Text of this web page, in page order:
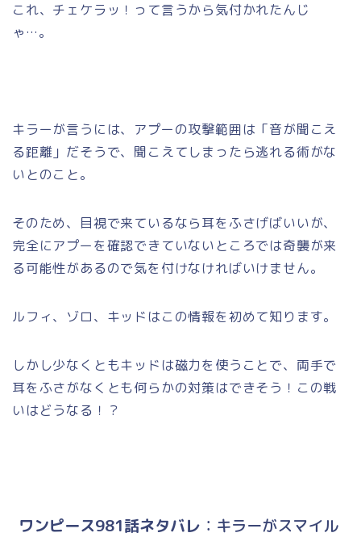
これ、チェケラッ！って言うから気付かれたんじ
ゃ…。
キラーが言うには、アプーの攻撃範囲は「音が聞こえ
る距離」だそうで、聞こえてしまったら逃れる術がな
いとのこと。
そのため、目視で来ているなら耳をふさげばいいが、
完全にアプーを確認できていないところでは奇襲が来
る可能性があるので気を付けなければいけません。
ルフィ、ゾロ、キッドはこの情報を初めて知ります。
しかし少なくともキッドは磁力を使うことで、両手で
耳をふさがなくとも何らかの対策はできそう！この戦
いはどうなる！？
ワンピース981話ネタバレ ：キラーがスマイル